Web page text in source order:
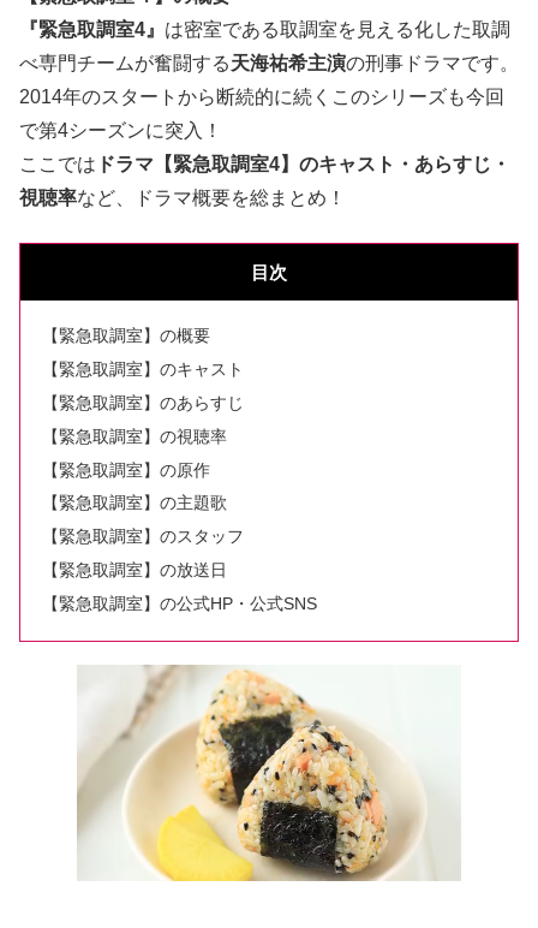
『緊急取調室4』 は密室である取調室を見える化した取調
べ専門チームが奮闘する天海祐希主演の刑事ドラマです。
2014年のスタートから断続的に続くこのシリーズも今回
で第4シーズンに突入！
ここでは ドラマ【緊急取調室4】のキャスト・あらすじ・
視聴率など、ドラマ概要を総まとめ！
目次
【緊急取調室】の概要
【緊急取調室】のキャスト
【緊急取調室】のあらすじ
【緊急取調室】の視聴率
【緊急取調室】の原作
【緊急取調室】の主題歌
【緊急取調室】のスタッフ
【緊急取調室】の放送日
【緊急取調室】の公式HP・公式SNS